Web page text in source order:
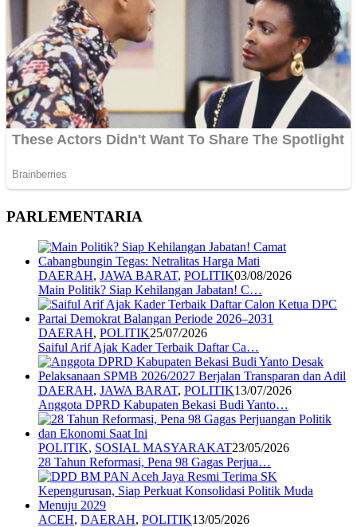
PARLEMENTARIA
DAERAH, JAWA BARAT, POLITIK03/08/2026
Main Politik? Siap Kehilangan Jabatan! C…
DAERAH, POLITIK25/07/2026
Saiful Arif Ajak Kader Terbaik Daftar Ca…
DAERAH, JAWA BARAT, POLITIK13/07/2026
Anggota DPRD Kabupaten Bekasi Budi Yanto…
POLITIK, SOSIAL MASYARAKAT23/05/2026
28 Tahun Reformasi, Pena 98 Gagas Perjua…
ACEH, DAERAH, POLITIK13/05/2026